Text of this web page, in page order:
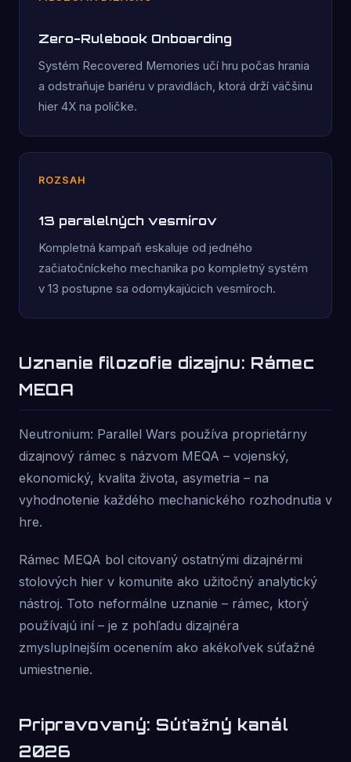
Zero-Rulebook Onboarding
Systém Recovered Memories učí hru počas hrania
a odstraňuje bariéru v pravidlách, ktorá drží väčšinu
hier 4X na poličke.
ROZSAH
13 paralelných vesmírov
Kompletná kampaň eskaluje od jedného
začiatočníckeho mechanika po kompletný systém
v 13 postupne sa odomykajúcich vesmíroch.
Uznanie filozofie dizajnu: Rámec
MEQA
Neutronium: Parallel Wars používa proprietárny
dizajnový rámec s názvom MEQA – vojenský,
ekonomický, kvalita života, asymetria – na
vyhodnotenie každého mechanického rozhodnutia v
hre.
Rámec MEQA bol citovaný ostatnými dizajnérmi
stolových hier v komunite ako užitočný analytický
nástroj. Toto neformálne uznanie – rámec, ktorý
používajú iní – je z pohľadu dizajnéra
zmysluplnejším ocenením ako akékoľvek súťažné
umiestnenie.
Pripravovaný: Súťažný kanál
2026